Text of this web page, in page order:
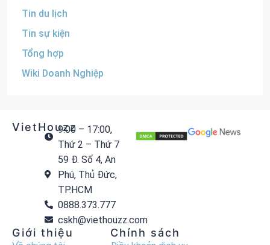
Tin du lịch
Tin sự kiện
Tổng hợp
Wiki Doanh Nghiệp
VietHouzz9:00 – 17:00,
Thứ 2 – Thứ 7
59 Đ. Số 4, An
Phú, Thủ Đức,
TP.HCM
0888.373.777
cskh@viethouzz.com
Giới thiệu Chính sách